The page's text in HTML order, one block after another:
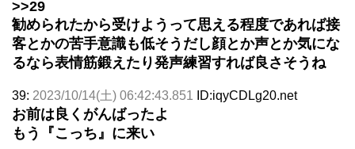
>>29
勧められたから受けようって思える程度であれば接
客とかの苦手意識も低そうだし顔とか声とか気にな
るなら表情筋鍛えたり発声練習すれば良さそうね
39: 2023/10/14(土) 06:42:43.851 ID:iqyCDLg20.net
お前は良くがんばったよ
もう『こっち』に来い